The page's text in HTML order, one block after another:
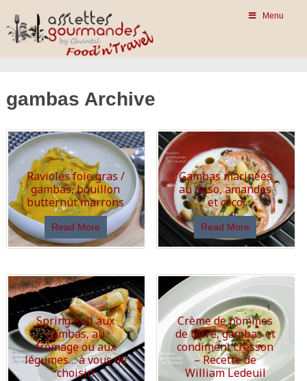
Menu
gambas Archive
Ravioles foie gras /
gambas, bouillon
butternut marrons
Read More
Gambas marinées
au miso, amandes
et coco
Read More
Spring Roll aux
gambas, au
fromage ou aux
légumes… à vous de
choisir!
Crème de pommes
de terre, gambas et
condiment cresson
– Recette de
William Ledeuil